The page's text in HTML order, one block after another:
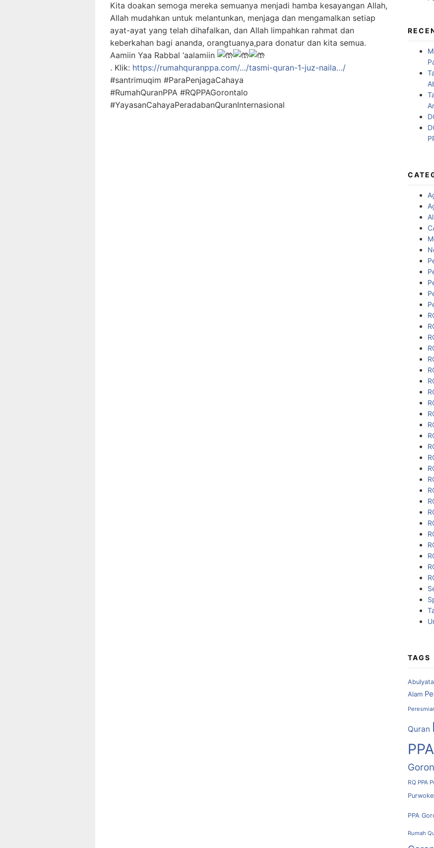
Kita doakan semoga mereka semuanya menjadi hamba kesayangan Allah,
Allah mudahkan untuk melantunkan, menjaga dan mengamalkan setiap
ayat-ayat yang telah dihafalkan, dan Allah limpahkan rahmat dan
keberkahan bagi ananda, orangtuanya,para donatur dan kita semua.
Aamiin Yaa Rabbal ‘aalamiin
. Klik: https://rumahquranppa.com/…/tasmi-quran-1-juz-naila…/
#santrimuqim #ParaPenjagaCahaya
#RumahQuranPPA #RQPPAGorontalo
#YayasanCahayaPeradabanQuranInternasional
TAGS
Alam
Quran
PPA
RQ PPA
PPA
Rumah